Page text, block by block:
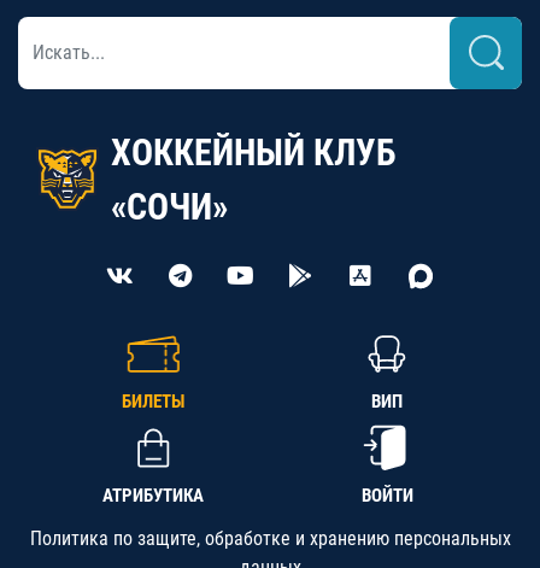
ХОККЕЙНЫЙ КЛУБ
«СОЧИ»
БИЛЕТЫ ВИП
АТРИБУТИКА ВОЙТИ
Политика по защите, обработке и хранению персональных